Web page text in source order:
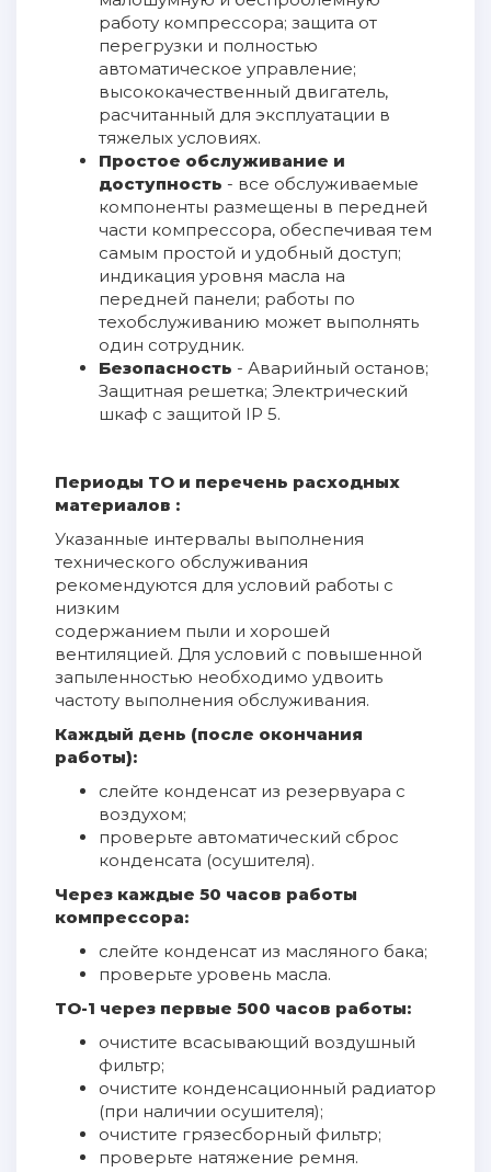
работу компрессора; защита от
перегрузки и полностью
автоматическое управление;
высококачественный двигатель,
расчитанный для эксплуатации в
тяжелых условиях.
Простое обслуживание и
доступность - все обслуживаемые
компоненты размещены в передней
части компрессора, обеспечивая тем
самым простой и удобный доступ;
индикация уровня масла на
передней панели; работы по
техобслуживанию может выполнять
один сотрудник.
Безопасность - Аварийный останов;
Защитная решетка; Электрический
шкаф с защитой IP 5.
Периоды ТО и перечень расходных
материалов :
Указанные интервалы выполнения
технического обслуживания
рекомендуются для условий работы с
низким
содержанием пыли и хорошей
вентиляцией. Для условий с повышенной
запыленностью необходимо удвоить
частоту выполнения обслуживания.
Каждый день (после окончания
работы):
слейте конденсат из резервуара с
воздухом;
проверьте автоматический сброс
конденсата (осушителя).
Через каждые 50 часов работы
компрессора:
слейте конденсат из масляного бака;
проверьте уровень масла.
ТО-1 через первые 500 часов работы:
очистите всасывающий воздушный
фильтр;
очистите конденсационный радиатор
(при наличии осушителя);
очистите грязесборный фильтр;
проверьте натяжение ремня.